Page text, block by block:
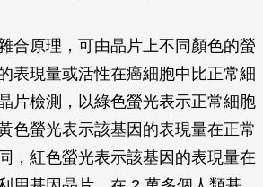
合原理，可由晶片上不同顏色的螢
表現量或活性在癌細胞中比正常細
片檢測，以綠色螢光表示正常細胞
色螢光表示該基因的表現量在正常
，紅色螢光表示該基因的表現量在